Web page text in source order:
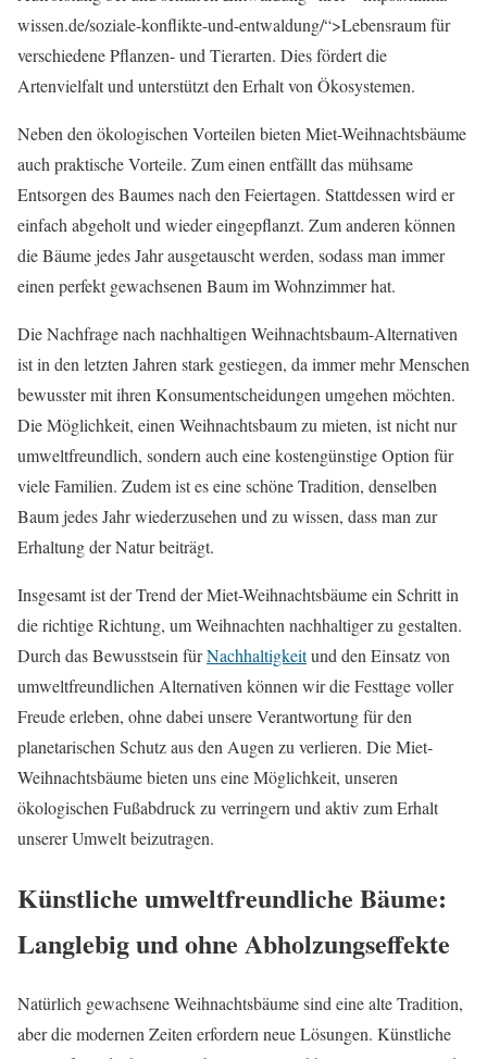
wissen.de/soziale-konflikte-und-entwaldung/“>Lebensraum für
verschiedene Pflanzen- und Tierarten. Dies fördert die
Artenvielfalt und unterstützt den Erhalt von Ökosystemen.
Neben den ökologischen Vorteilen bieten Miet-Weihnachtsbäume
auch praktische Vorteile. Zum einen entfällt das mühsame
Entsorgen des Baumes nach den Feiertagen. Stattdessen wird er
einfach abgeholt und wieder eingepflanzt. Zum anderen können
die Bäume jedes Jahr ausgetauscht werden, sodass man immer
einen perfekt gewachsenen Baum im Wohnzimmer hat.
Die Nachfrage nach nachhaltigen Weihnachtsbaum-Alternativen
ist in den letzten Jahren stark gestiegen, da immer mehr Menschen
bewusster mit ihren Konsumentscheidungen umgehen möchten.
Die Möglichkeit, einen Weihnachtsbaum zu mieten, ist nicht nur
umweltfreundlich, sondern auch eine kostengünstige Option für
viele Familien. Zudem ist es eine schöne Tradition, denselben
Baum jedes Jahr wiederzusehen und zu wissen, dass man zur
Erhaltung der Natur beiträgt.
Insgesamt ist der Trend der Miet-Weihnachtsbäume ein Schritt in
die richtige Richtung, um Weihnachten nachhaltiger zu gestalten.
Durch das Bewusstsein fürNachhaltigkeitund den Einsatz von
umweltfreundlichen Alternativen können wir die Festtage voller
Freude erleben, ohne dabei unsere Verantwortung für den
planetarischen Schutz aus den Augen zu verlieren. Die Miet-
Weihnachtsbäume bieten uns eine Möglichkeit, unseren
ökologischen Fußabdruck zu verringern und aktiv zum Erhalt
unserer Umwelt beizutragen.
Künstliche umweltfreundliche Bäume:
Langlebig und ohne Abholzungseffekte
Natürlich gewachsene Weihnachtsbäume sind eine alte Tradition,
aber die modernen Zeiten erfordern neue Lösungen. Künstliche